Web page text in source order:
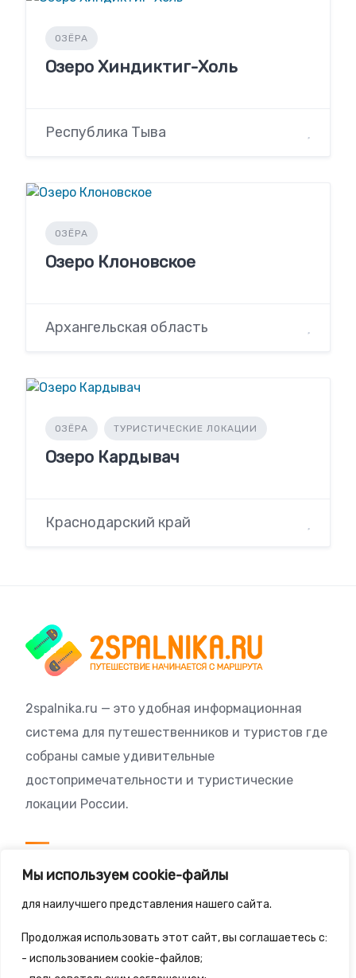
Мы используем cookie-файлы
для наилучшего представления нашего сайта.
Продолжая использовать этот сайт, вы соглашаетесь с:
- использованием cookie-файлов;
ОЗЁРА
Озеро Хиндиктиг-Холь
Республика Тыва
ОЗЁРА
Озеро Клоновское
Архангельская область
ОЗЁРА ТУРИСТИЧЕСКИЕ ЛОКАЦИИ
Озеро Кардывач
Краснодарский край
2spalnika.ru — это удобная информационная
система для путешественников и туристов где
собраны самые удивительные
достопримечательности и туристические
локации России.